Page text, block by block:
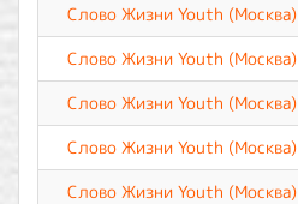
Слово Жизни Youth (Москва)
Слово Жизни Youth (Москва)
Слово Жизни Youth (Москва)
Слово Жизни Youth (Москва)
Слово Жизни Youth (Москва)